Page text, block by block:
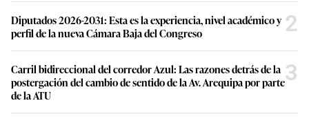
Diputados 2026-2031: Esta es la experiencia, nivel académico y
perfil de la nueva Cámara Baja del Congreso
2
Carril bidireccional del corredor Azul: Las razones detrás de la
postergación del cambio de sentido de la Av. Arequipa por parte
de la ATU
3